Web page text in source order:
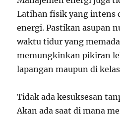
Latihan fisik yang intens
energi. Pastikan asupan
waktu tidur yang
memungkinkan pikiran
lapangan maupun di
Tidak ada kesuksesan
Akan ada saat di mana